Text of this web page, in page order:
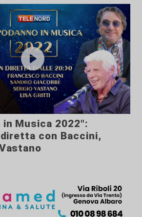
in Musica 2022":
con Baccini,